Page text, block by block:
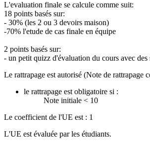
L'evaluation finale se calcule comme suit:
18 points basés sur:
- 30% (les 2 ou 3 devoirs maison)
-70% l'etude de cas finale en équipe
2 points basés sur:
- un petit quizz d'évaluation du cours avec
Le rattrapage est autorisé (Note de rattrapage
le rattrapage est obligatoire si :
Note initiale < 10
Le coefficient de l'UE est : 1
L'UE est évaluée par les étudiants.